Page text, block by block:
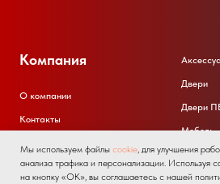
Мы используем файлы cookie, для улучшения
анализа трафика и персонализации. Используя
на кнопку «ОК», вы соглашаетесь с нашей
Компания
О компании
Контакты
Клиентская поддержка
Двери
Двери
Мебель
Окна
Окна